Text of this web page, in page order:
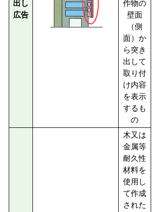
出し
広告
作物の
壁面
（側
面）か
ら突き
出して
取り付
け内容
を表示
するも
の
木又は
金属等
耐久性
材料を
使用し
て作成
された